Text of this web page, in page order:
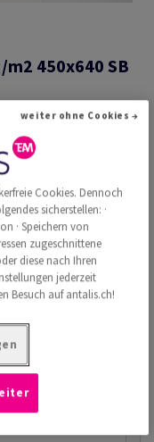
450x640 SB
mit Wasserzeichen,
Produkt weiterempfehlen
Cookies. Dennoch
sicherstellen: ·
· Speichern von
zugeschnittene
diese nach Ihren
jederzeit
Besuch auf antalis.ch!
weiter ohne Cookies →